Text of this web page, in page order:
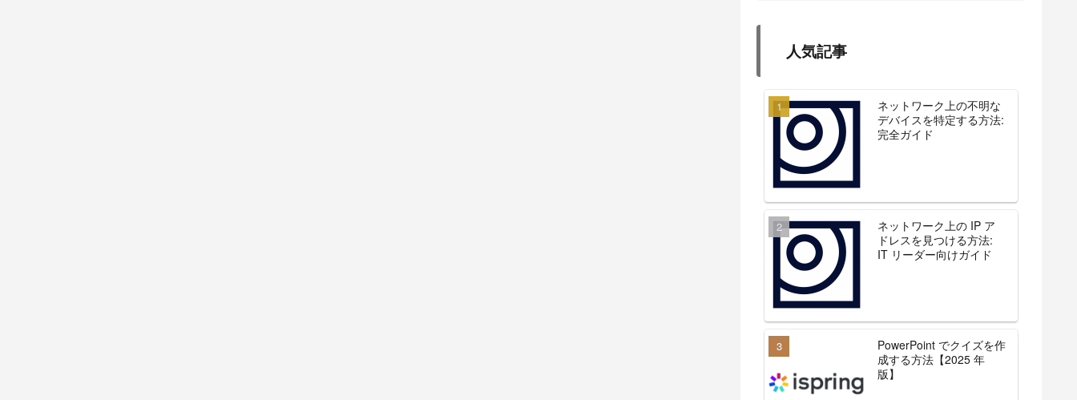
人気記事
ネットワーク上の不明な
デバイスを特定する方法:
完全ガイド
ネットワーク上の IP ア
ドレスを見つける方法:
IT リーダー向けガイド
PowerPoint でクイズを作
成する方法【2025 年
版】